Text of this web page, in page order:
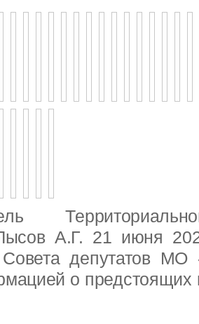
А.Г. 21 июня
Совета депутатов МО
о предстоящих